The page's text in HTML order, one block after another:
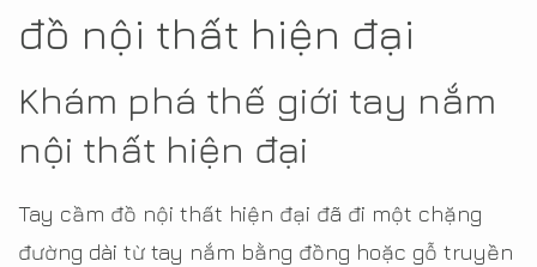
đồ nội thất hiện đại
Khám phá thế giới tay nắm
nội thất hiện đại
Tay cầm đồ nội thất hiện đại đã đi một chặng
đường dài từ tay nắm bằng đồng hoặc gỗ truyền